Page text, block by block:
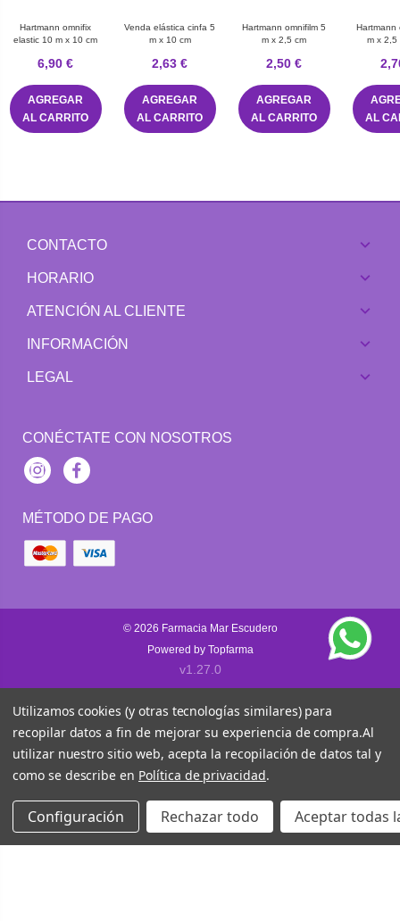
Hartmann omnifix
elastic 10 m x 10 cm
6,90 €
AGREGAR
AL CARRITO
Venda elástica cinfa 5
m x 10 cm
2,63 €
AGREGAR
AL CARRITO
Hartmann omnifilm 5
m x 2,5 cm
2,50 €
AGREGAR
AL CARRITO
Hartmann
m x 2,5
AL
CONTACTO
HORARIO
ATENCIÓN AL CLIENTE
INFORMACIÓN
LEGAL
CONÉCTATE CON NOSOTROS
InstagramFacebook
MÉTODO DE PAGO
© 2026 Farmacia Mar Escudero
Powered by Topfarma
v1.27.0
Utilizamos cookies (y otras tecnologías similares) para
recopilar datos a fin de mejorar su experiencia de compra.Al
utilizar nuestro sitio web, acepta la recopilación de datos tal y
como se describe en Política de privacidad.
Configuración Rechazar todo Aceptar todas